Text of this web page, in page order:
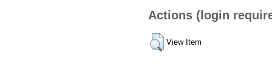
Actions (login
View Item